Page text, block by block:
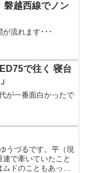
越西線でノン
流れます･･･
で往く 寝台
が一番面白かったで
うづるです。平（現
で牽いていたこと
ドのこともあった